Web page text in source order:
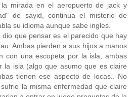
mirada en el aeropuerto de jack y
de sayid, continua el misterio de
su idioma aunque sabe ingles.
dio que pensar es el parecido que hay
Ambas pierden a sus hijos a manos
con una escopeta por la isla, ambas
la isla (algo que asumo que es claire
tienen ese aspecto de locas.. No
la misma enfermedad que claire